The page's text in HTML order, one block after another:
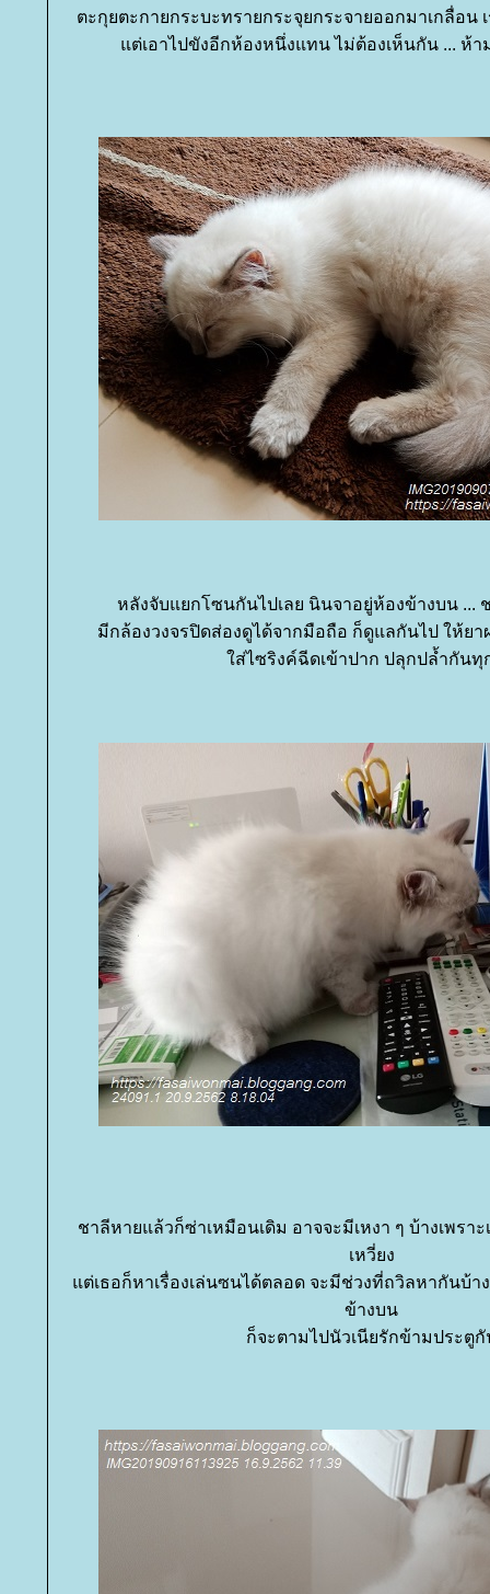
ตะกุยตะกายกระบะทรายกระจุยกระจายออกมาเกลื่อน
ต่เอาไปขังอีกห้องหนึ่งแทน ไม่ต้องเห็นกัน ... ห้า
หลังจับแยกโซนกันไปเลย นินจาอยู่ห้องข้างบน ...
มีกล้องวงจรปิดส่องดูได้จากมือถือ ก็ดูแลกันไป ให้ย
ส่ไซริงค์ฉีดเข้าปาก ปลุกปล้ำกันทุ
ชาลีหายแล้วก็ซ่าเหมือนเดิม อาจจะมีเหงา ๆ บ้างเพรา
เหวี่ยง
ต่เธอก็หาเรื่องเล่นซนได้ตลอด จะมีช่วงที่ถวิลหากันบ้า
ข้างบน
ก็จะตามไปนัวเนียรักข้ามประตูกั